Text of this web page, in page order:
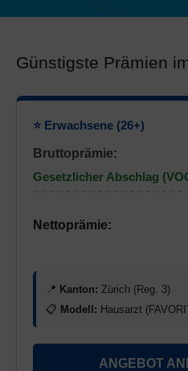
Günstigste Prämien
⭐ Erwachsene (26+)
Bruttoprämie:
Gesetzlicher Abschlag
Nettoprämie:
📍 Kanton: Zürich (Reg. 3)
📋 Modell: Hausarzt
ANGEBOT